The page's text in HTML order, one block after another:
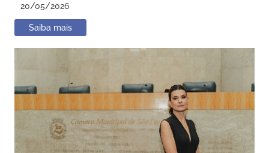
20/05/2026
Saiba mais